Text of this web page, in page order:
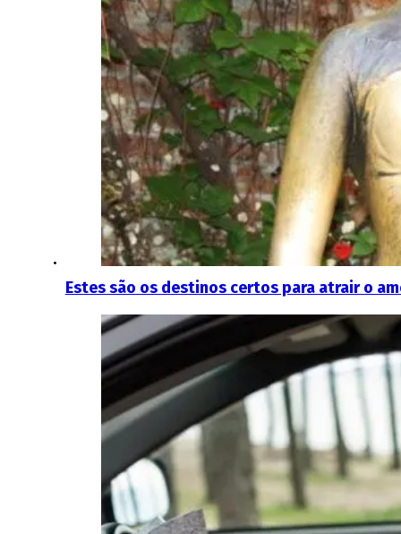
Estes são os destinos certos para atrair o